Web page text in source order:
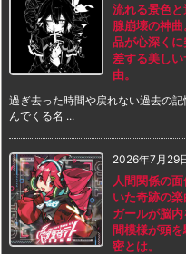
流れる景色
腺崩壊の神
品が心深く
差する美し
由。
過ぎ去った時間や戻れない過去の
んでくる名 ...
2026年7月29
人間関係の
いた奇跡の
ガールが脳
間模様が頭
密とは。